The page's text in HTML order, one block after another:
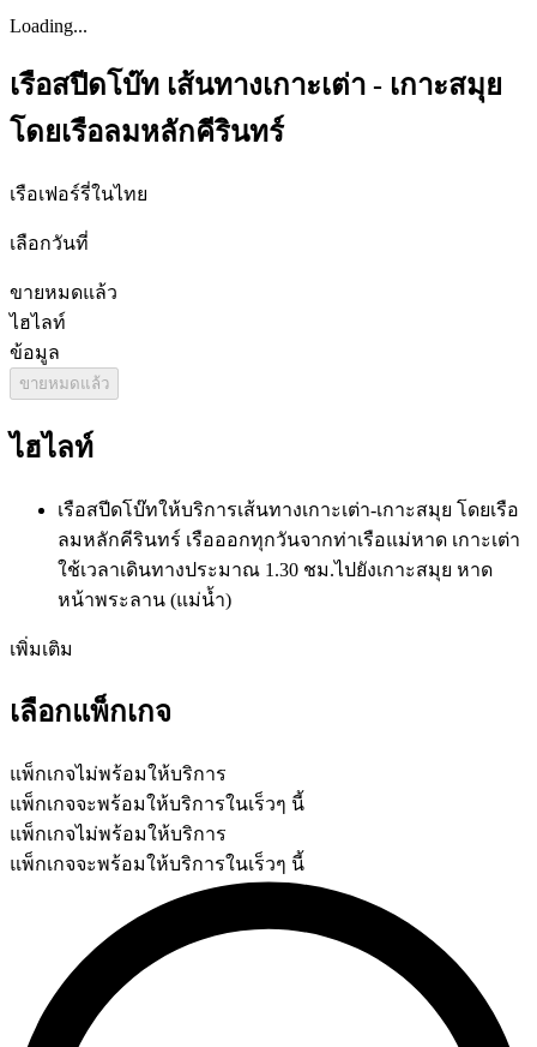
Loading...
เรือสปีดโบ๊ท เส้นทางเกาะเต่า - เกาะสมุย
โดยเรือลมหลักคีรินทร์
เรือเฟอร์รี่ในไทย
เลือกวันที่
ขายหมดแล้ว
ไฮไลท์
ข้อมูล
ขายหมดแล้ว
ไฮไลท์
เรือสปีดโบ๊ทให้บริการเส้นทางเกาะเต่า-เกาะสมุย โดยเรือ
ลมหลักคีรินทร์ เรือออกทุกวันจากท่าเรือแม่หาด เกาะเต่า
ใช้เวลาเดินทางประมาณ 1.30 ชม.ไปยังเกาะสมุย หาด
หน้าพระลาน (แม่น้ำ)
เพิ่มเติม
เลือกแพ็กเกจ
แพ็กเกจไม่พร้อมให้บริการ
แพ็กเกจจะพร้อมให้บริการในเร็วๆ นี้
แพ็กเกจไม่พร้อมให้บริการ
แพ็กเกจจะพร้อมให้บริการในเร็วๆ นี้